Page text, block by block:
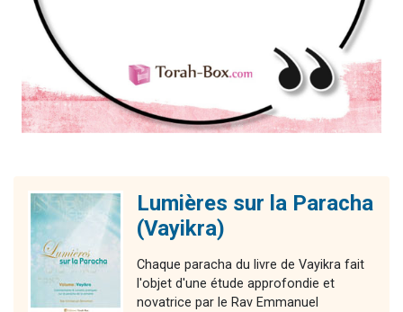
Lumières sur la Paracha
(Vayikra)
Chaque paracha du livre de Vayikra fait
l'objet d'une étude approfondie et
novatrice par le Rav Emmanuel